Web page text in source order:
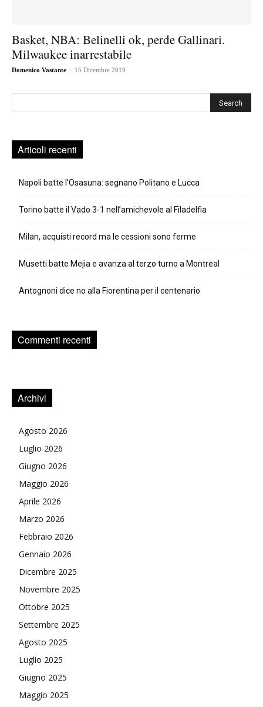
Basket, NBA: Belinelli ok, perde Gallinari.
Milwaukee inarrestabile
Domenico Vastante - 15 Dicembre 2019
Articoli recenti
Napoli batte l’Osasuna: segnano Politano e Lucca
Torino batte il Vado 3-1 nell’amichevole al Filadelfia
Milan, acquisti record ma le cessioni sono ferme
Musetti batte Mejia e avanza al terzo turno a Montreal
Antognoni dice no alla Fiorentina per il centenario
Commenti recenti
Archivi
Agosto 2026
Luglio 2026
Giugno 2026
Maggio 2026
Aprile 2026
Marzo 2026
Febbraio 2026
Gennaio 2026
Dicembre 2025
Novembre 2025
Ottobre 2025
Settembre 2025
Agosto 2025
Luglio 2025
Giugno 2025
Maggio 2025